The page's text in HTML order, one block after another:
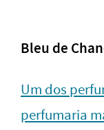
Bleu de
Um dos
perfumaria